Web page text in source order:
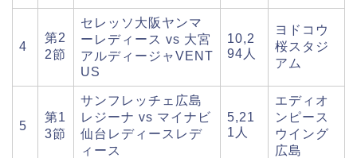
4
第2
2節
セレッソ大阪ヤンマ
ーレディース vs 大宮
アルディージャVENT
US
10,2
94人
ヨドコウ
桜スタジ
アム
5
第1
3節
サンフレッチェ広島
レジーナ vs マイナビ
仙台レディースレデ
ィース
5,21
1人
エディオ
ンピース
ウイング
広島